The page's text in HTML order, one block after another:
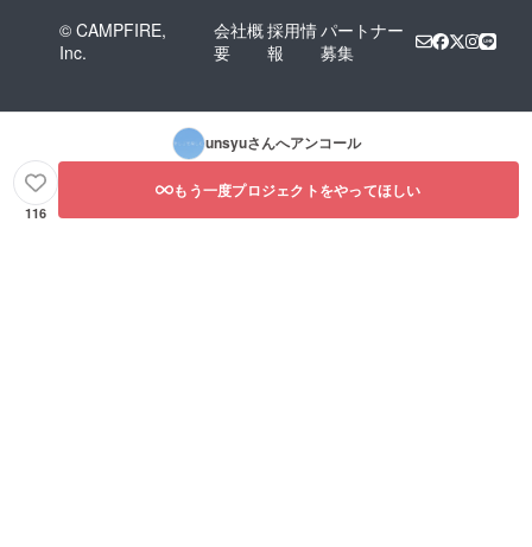
© CAMPFIRE,
Inc.
会社概
要
採用情
報
パートナー
募集
unsyuさんへアンコール
116
もう一度プロジェクトをやってほしい